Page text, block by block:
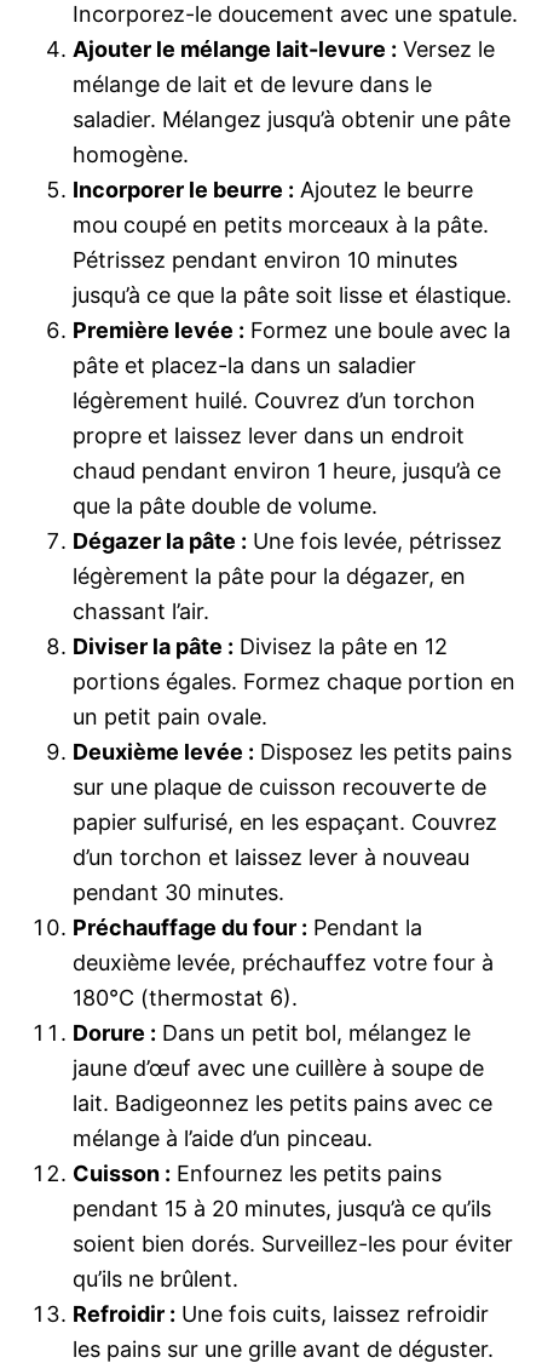
Incorporez-le doucement avec une spatule.
Ajouter le mélange lait-levure : Versez le
mélange de lait et de levure dans le
saladier. Mélangez jusqu’à obtenir une pâte
homogène.
Incorporer le beurre : Ajoutez le beurre
mou coupé en petits morceaux à la pâte.
Pétrissez pendant environ 10 minutes
jusqu’à ce que la pâte soit lisse et élastique.
Première levée : Formez une boule avec la
pâte et placez-la dans un saladier
légèrement huilé. Couvrez d’un torchon
propre et laissez lever dans un endroit
chaud pendant environ 1 heure, jusqu’à ce
que la pâte double de volume.
Dégazer la pâte : Une fois levée, pétrissez
légèrement la pâte pour la dégazer, en
chassant l’air.
Diviser la pâte : Divisez la pâte en 12
portions égales. Formez chaque portion en
un petit pain ovale.
Deuxième levée : Disposez les petits pains
sur une plaque de cuisson recouverte de
papier sulfurisé, en les espaçant. Couvrez
d’un torchon et laissez lever à nouveau
pendant 30 minutes.
Préchauffage du four : Pendant la
deuxième levée, préchauffez votre four à
180°C (thermostat 6).
Dorure : Dans un petit bol, mélangez le
jaune d’œuf avec une cuillère à soupe de
lait. Badigeonnez les petits pains avec ce
mélange à l’aide d’un pinceau.
Cuisson : Enfournez les petits pains
pendant 15 à 20 minutes, jusqu’à ce qu’ils
soient bien dorés. Surveillez-les pour éviter
qu’ils ne brûlent.
Refroidir : Une fois cuits, laissez refroidir
les pains sur une grille avant de déguster.